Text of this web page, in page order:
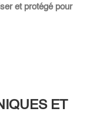
et protégé pour
ET